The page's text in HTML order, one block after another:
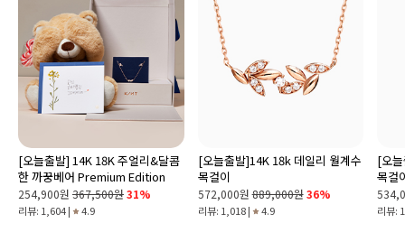
[오늘출발] 14K 18K 주얼리&달콤
한 까꿍베어 Premium Edition
254,900원 367,500원31%
리뷰: 1,604 | 4.9
[오늘출발]14K 18k 데일리 월계수
목걸이
572,000원 889,000원 36%
리뷰: 1,018 | 4.9
[오
목걸
리뷰: